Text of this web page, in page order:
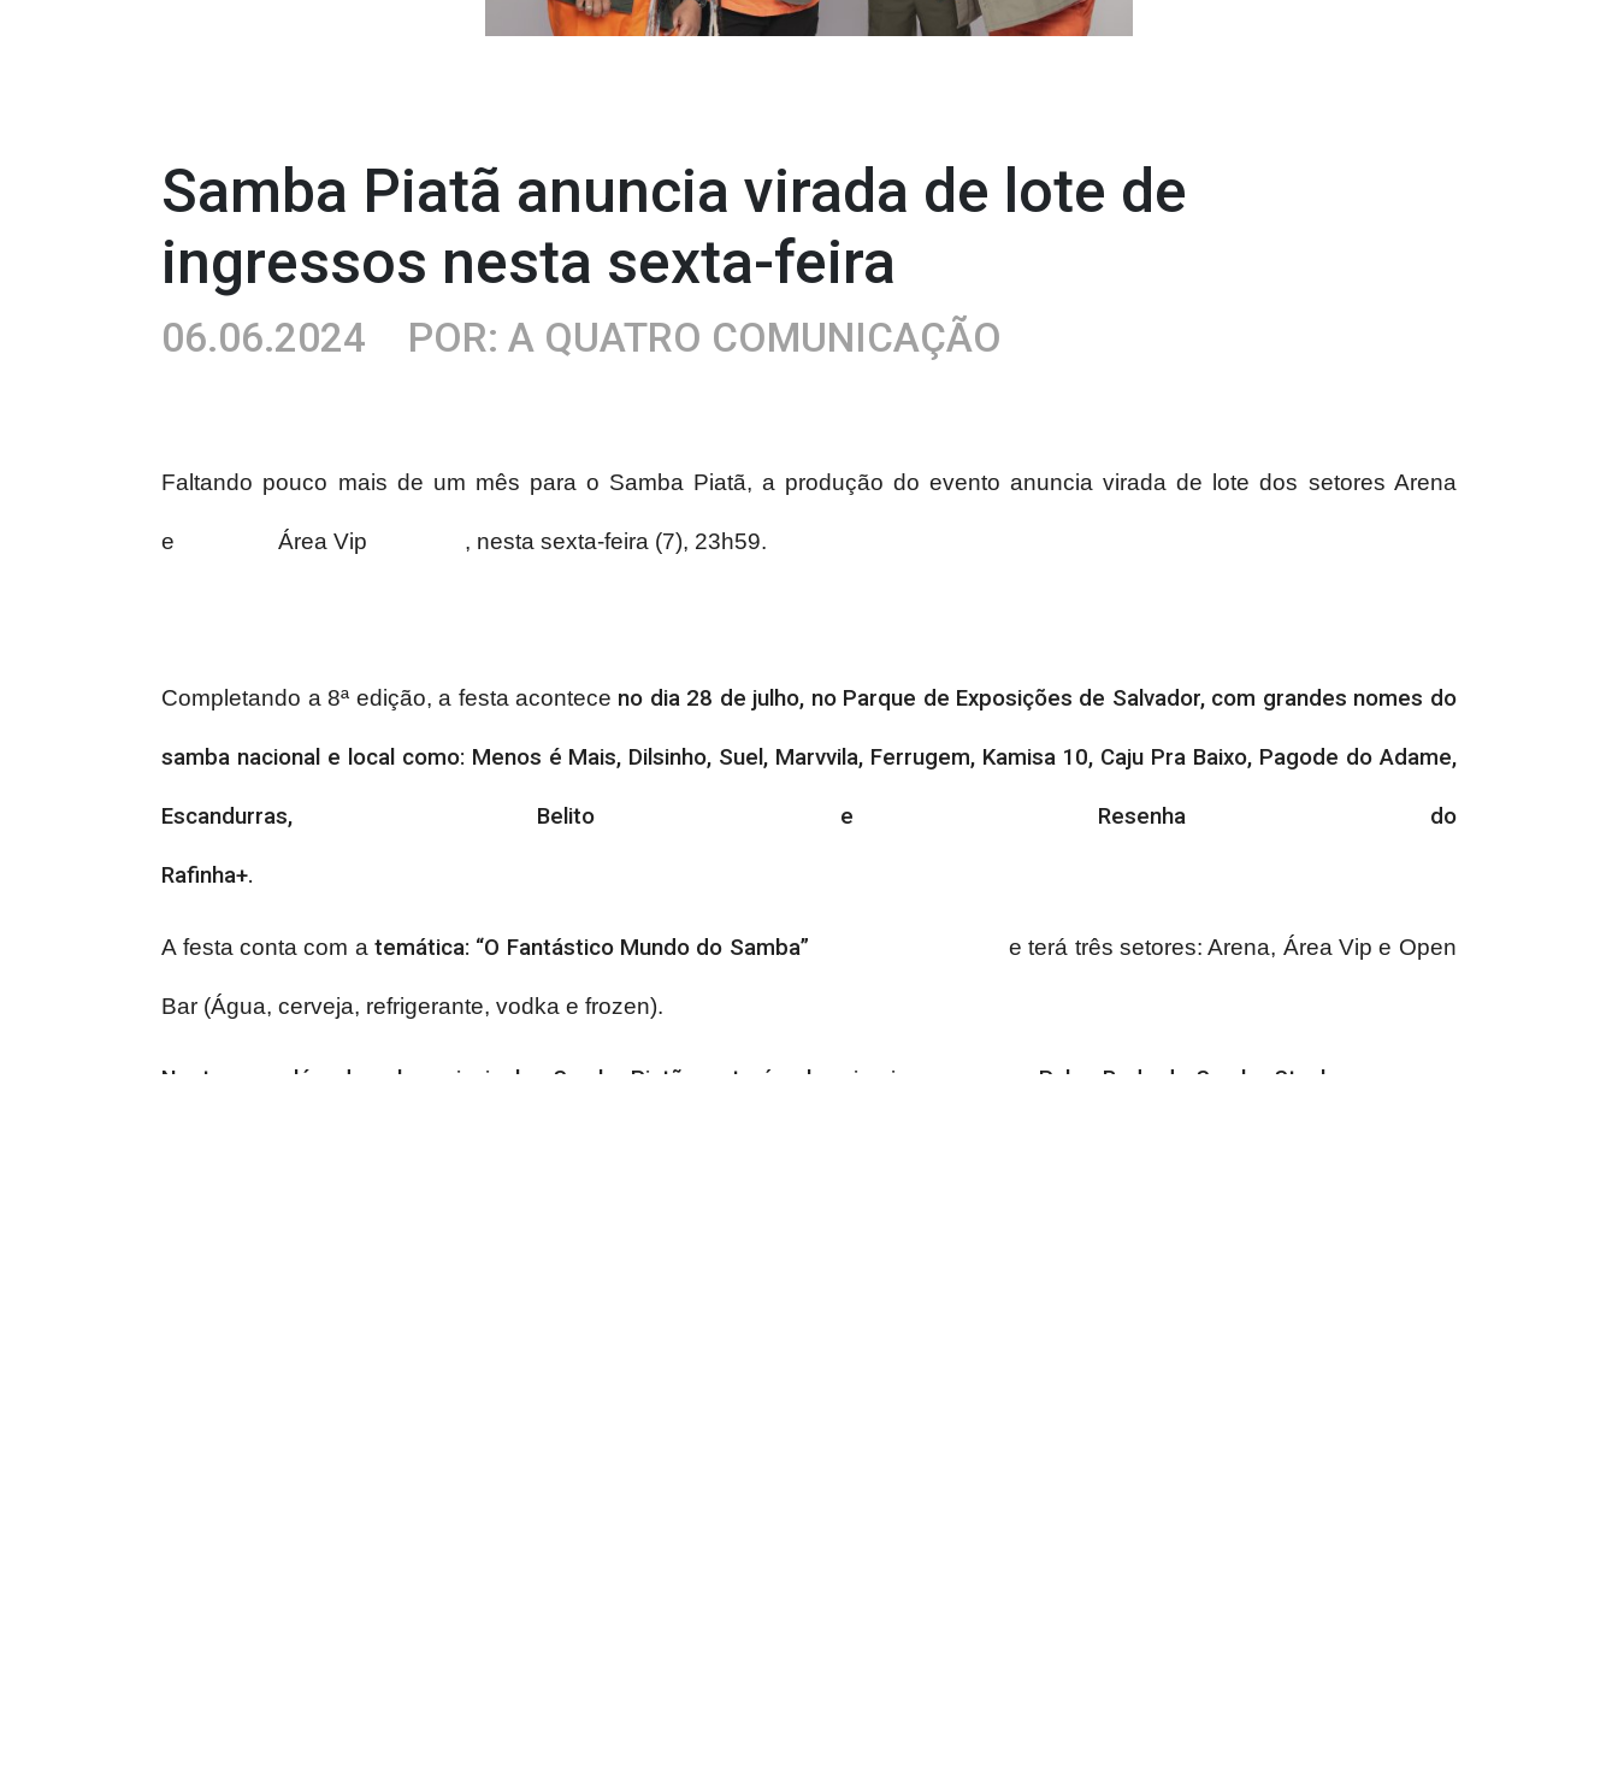
Samba Piatã anuncia virada de lote de
ingressos nesta sexta-feira
06.06.2024 POR: A QUATRO COMUNICAÇÃO
Faltando pouco mais de um mês para o Samba Piatã, a produção do evento anuncia virada de lote dos setores Arena
e Área Vip , nesta sexta-feira (7), 23h59.
Completando a 8ª edição, a festa acontece no dia 28 de julho, no Parque de Exposições de Salvador, com grandes nomes do
samba nacional e local como: Menos é Mais, Dilsinho, Suel, Marvvila, Ferrugem, Kamisa 10, Caju Pra Baixo, Pagode do Adame,
Escandurras, Belito e Resenha do
Rafinha+.
A festa conta com a temática: “O Fantástico Mundo do Samba” e terá três setores: Arena, Área Vip e Open
Bar (Água, cerveja, refrigerante, vodka e frozen).
Neste ano, além do palco principal, o Samba Piatã, contará pela primeira vez com o Palco Roda de Samba Stanley, com uma